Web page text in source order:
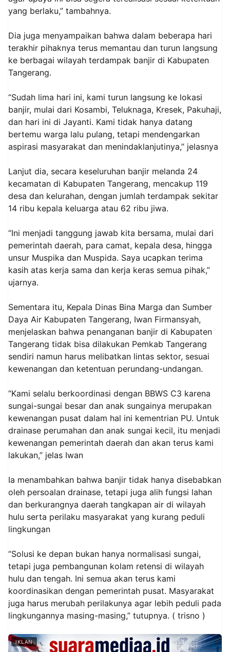
yang berlaku,” tambahnya.
Dia juga menyampaikan bahwa dalam beberapa hari
terakhir pihaknya terus memantau dan turun langsung
ke berbagai wilayah terdampak banjir di Kabupaten
Tangerang.
“Sudah lima hari ini, kami turun langsung ke lokasi
banjir, mulai dari Kosambi, Teluknaga, Kresek, Pakuhaji,
dan hari ini di Jayanti. Kami tidak hanya datang
bertemu warga lalu pulang, tetapi mendengarkan
aspirasi masyarakat dan menindaklanjutinya,” jelasnya
Lanjut dia, secara keseluruhan banjir melanda 24
kecamatan di Kabupaten Tangerang, mencakup 119
desa dan kelurahan, dengan jumlah terdampak sekitar
14 ribu kepala keluarga atau 62 ribu jiwa.
“Ini menjadi tanggung jawab kita bersama, mulai dari
pemerintah daerah, para camat, kepala desa, hingga
unsur Muspika dan Muspida. Saya ucapkan terima
kasih atas kerja sama dan kerja keras semua pihak,”
ujarnya.
Sementara itu, Kepala Dinas Bina Marga dan Sumber
Daya Air Kabupaten Tangerang, Iwan Firmansyah,
menjelaskan bahwa penanganan banjir di Kabupaten
Tangerang tidak bisa dilakukan Pemkab Tangerang
sendiri namun harus melibatkan lintas sektor, sesuai
kewenangan dan ketentuan perundang-undangan.
“Kami selalu berkoordinasi dengan BBWS C3 karena
sungai-sungai besar dan anak sungainya merupakan
kewenangan pusat dalam hal ini kementrian PU. Untuk
drainase perumahan dan anak sungai kecil, itu menjadi
kewenangan pemerintah daerah dan akan terus kami
lakukan,” jelas Iwan
Ia menambahkan bahwa banjir tidak hanya disebabkan
oleh persoalan drainase, tetapi juga alih fungsi lahan
dan berkurangnya daerah tangkapan air di wilayah
hulu serta perilaku masyarakat yang kurang peduli
lingkungan
“Solusi ke depan bukan hanya normalisasi sungai,
tetapi juga pembangunan kolam retensi di wilayah
hulu dan tengah. Ini semua akan terus kami
koordinasikan dengan pemerintah pusat. Masyarakat
juga harus merubah perilakunya agar lebih peduli pada
lingkungannya masing-masing,” tutupnya. ( trisno )
IKLAN